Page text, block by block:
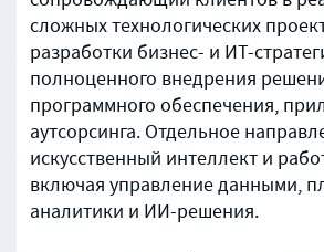
сложных технологических
разработки бизнес- и ИТ-
полноценного внедрения
программного обеспечения,
аутсорсинга. Отдельное
искусственный интеллект и
включая управление данными,
аналитики и ИИ-решения.